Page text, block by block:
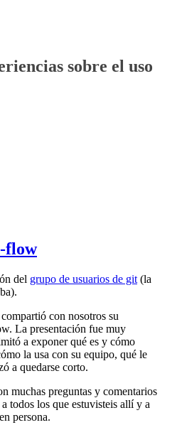
sobre el uso
flow
del grupo de usuarios de git (la
compartió con nosotros su
La presentación fue muy
a exponer qué es y cómo
la usa con su equipo, qué le
a quedarse corto.
muchas preguntas y comentarios
todos los que estuvisteis allí y a
persona.